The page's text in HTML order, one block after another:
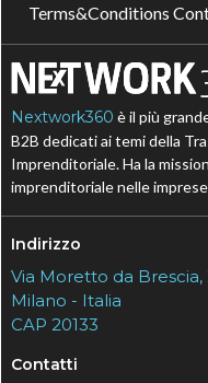
Terms&Conditions
Nextwork360 è il più
B2B dedicati ai temi della
Imprenditoriale. Ha la
imprenditoriale nelle
Indirizzo
Via Moretto da Brescia,
Milano - Italia
CAP 20133
Contatti